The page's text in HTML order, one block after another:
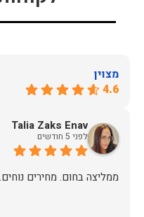
מצוין
4.6
Talia Zaks Enav
לפני 5 חודשים
ממליצה בחום. מחירים